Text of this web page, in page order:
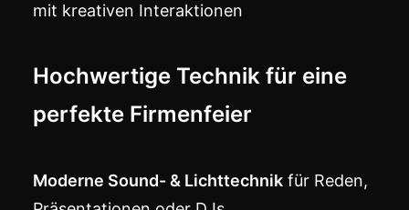
mit kreativen Interaktionen
Hochwertige Technik für eine
perfekte Firmenfeier
Moderne Sound- & Lichttechnik für Reden,